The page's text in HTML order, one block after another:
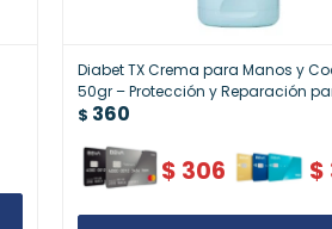
Diabet TX Crema para Manos y
50gr – Protección y Reparación
Sensible
$ 360
$ 306 $